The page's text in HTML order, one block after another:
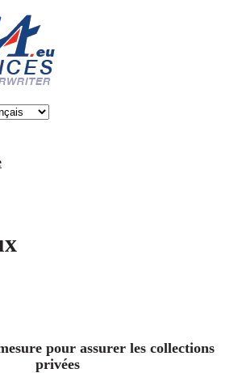
pour assurer les collections
privées